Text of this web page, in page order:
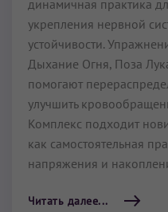
динамичная практика
укрепления нервной
устойчивости.
Дыхание Огня, Поза
помогают
улучшить
Комплекс подходит
как самостоятельная
напряжения и
Читать далее...